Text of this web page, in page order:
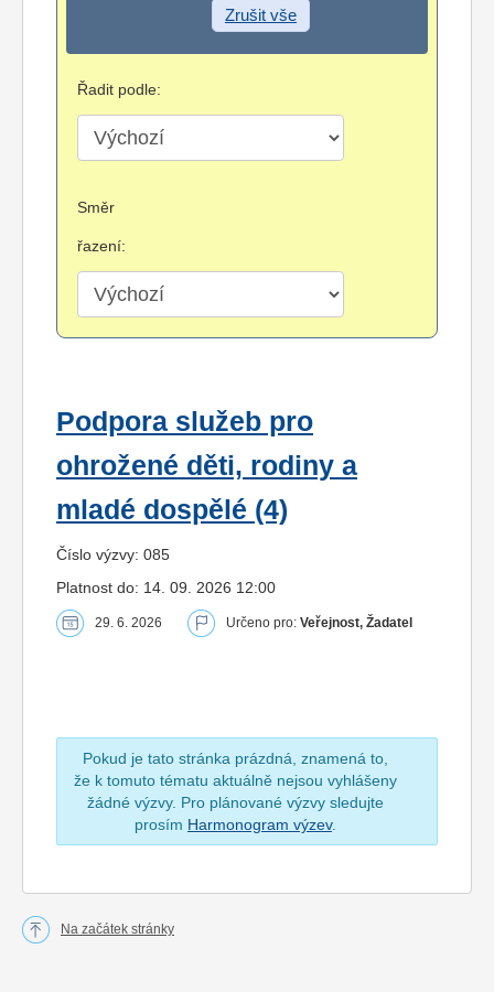
Zrušit vše
Řadit podle:
Směr
řazení:
Podpora služeb pro
ohrožené děti, rodiny a
mladé dospělé (4)
Číslo výzvy: 085
Platnost do: 14. 09. 2026 12:00
29. 6. 2026 Určeno pro: Veřejnost, Žadatel
Pokud je tato stránka prázdná, znamená to,
že k tomuto tématu aktuálně nejsou vyhlášeny
žádné výzvy. Pro plánované výzvy sledujte
prosím Harmonogram výzev.
Na začátek stránky